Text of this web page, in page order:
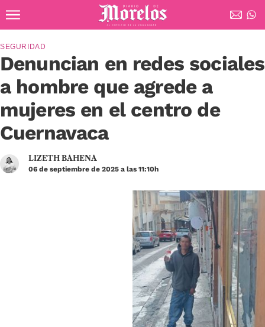
Diario de Morelos
Denuncian en redes sociales
a hombre que agrede a
mujeres en el centro de
Cuernavaca
SEGURIDAD
LIZETH BAHENA
06 de septiembre de 2025 a las 11:10h